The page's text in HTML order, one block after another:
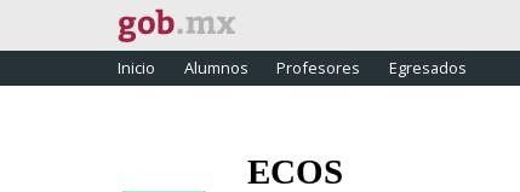
Inicio Alumnos Profesores Egresados
ECOS